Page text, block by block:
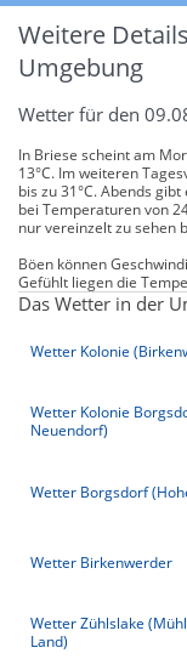
Weitere
Umgebung
Wetter für den
In Briese scheint am
13°C. Im weiteren
bis zu 31°C. Abends
bei Temperaturen von
nur vereinzelt zu sehen
Böen können
Gefühlt liegen die
Das Wetter in der
Wetter Kolonie
Wetter Kolonie
Neuendorf)
Wetter Borgsdorf
Wetter Birkenwerder
Wetter Zühlslake
Land)